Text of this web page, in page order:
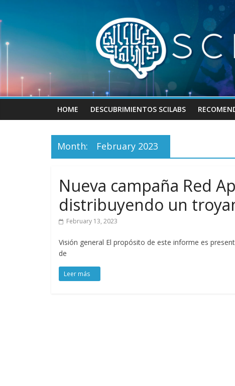
to
content
HOME DESCUBRIMIENTOS SCILABS
Month: February 2023
Nueva campaña Red
distribuyendo un
February 13, 2023
Visión general El propósito de este informe es
de